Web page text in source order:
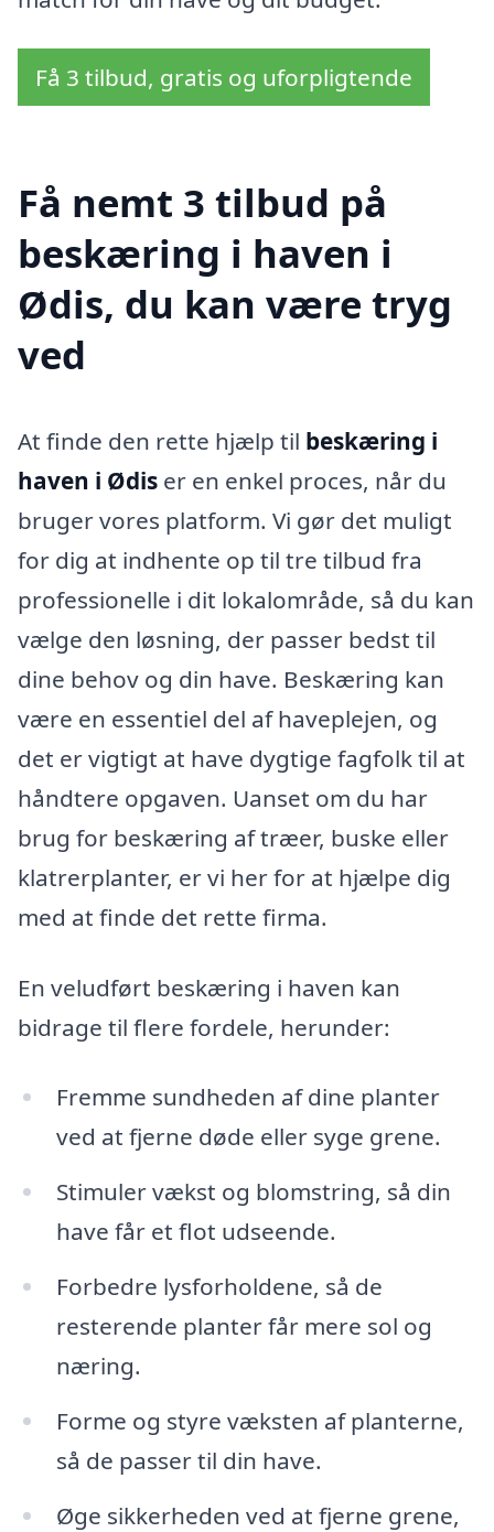
Få 3 tilbud, gratis og uforpligtende
Få nemt 3 tilbud på
beskæring i haven i
Ødis, du kan være tryg
ved
At finde den rette hjælp til beskæring i
haven i Ødis er en enkel proces, når du
bruger vores platform. Vi gør det muligt
for dig at indhente op til tre tilbud fra
professionelle i dit lokalområde, så du kan
vælge den løsning, der passer bedst til
dine behov og din have. Beskæring kan
være en essentiel del af haveplejen, og
det er vigtigt at have dygtige fagfolk til at
håndtere opgaven. Uanset om du har
brug for beskæring af træer, buske eller
klatrerplanter, er vi her for at hjælpe dig
med at finde det rette firma.
En veludført beskæring i haven kan
bidrage til flere fordele, herunder:
Fremme sundheden af dine planter
ved at fjerne døde eller syge grene.
Stimuler vækst og blomstring, så din
have får et flot udseende.
Forbedre lysforholdene, så de
resterende planter får mere sol og
næring.
Forme og styre væksten af planterne,
så de passer til din have.
Øge sikkerheden ved at fjerne grene,